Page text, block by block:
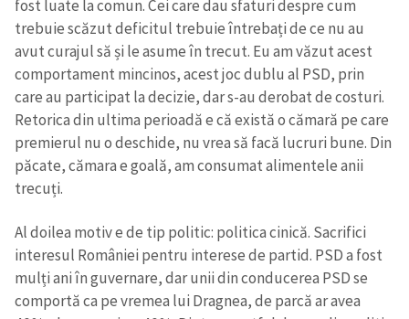
fost luate la comun. Cei care dau sfaturi despre cum
trebuie scăzut deficitul trebuie întrebați de ce nu au
avut curajul să și le asume în trecut. Eu am văzut acest
comportament mincinos, acest joc dublu al PSD, prin
care au participat la decizie, dar s-au derobat de costuri.
Retorica din ultima perioadă e că există o cămară pe care
premierul nu o deschide, nu vrea să facă lucruri bune. Din
păcate, cămara e goală, am consumat alimentele anii
trecuți.
Al doilea motiv e de tip politic: politica cinică. Sacrifici
interesul României pentru interese de partid. PSD a fost
mulți ani în guvernare, dar unii din conducerea PSD se
comportă ca pe vremea lui Dragnea, de parcă ar avea